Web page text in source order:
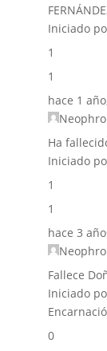
Iniciado
1
1
hace 1
Ha
Iniciado
1
1
hace 3
Fallece
Iniciado
0